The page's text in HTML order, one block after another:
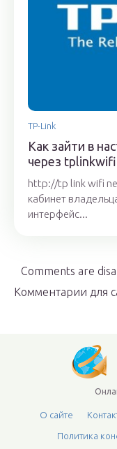
TP-Link
Как зайти в
через
http://tp link wifi
кабинет
интерфейс...
Comments are
Комментарии для
О сайте
Политика